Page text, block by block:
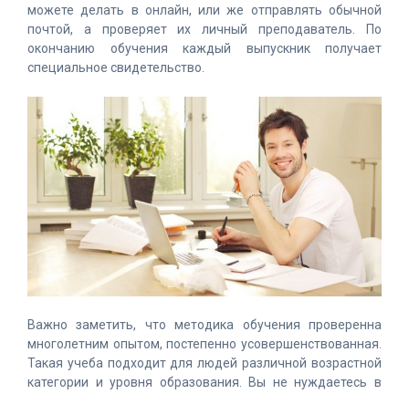
можете делать в онлайн, или же отправлять обычной
почтой, а проверяет их личный преподаватель. По
окончанию обучения каждый выпускник получает
специальное свидетельство.
Важно заметить, что методика обучения проверенна
многолетним опытом, постепенно усовершенствованная.
Такая учеба подходит для людей различной возрастной
категории и уровня образования. Вы не нуждаетесь в